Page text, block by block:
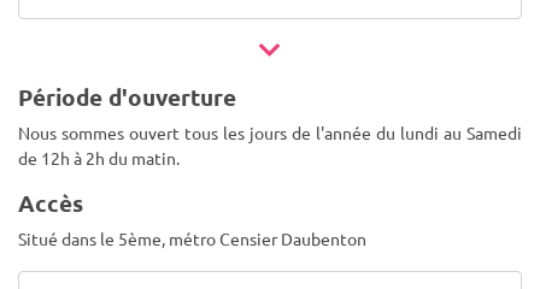
Période d'ouverture
Nous sommes ouvert tous les jours de l'année du lundi au Samedi
de 12h à 2h du matin.
Accès
Situé dans le 5ème, métro Censier Daubenton